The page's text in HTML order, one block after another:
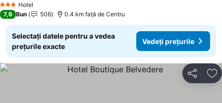
3 SteleHotel
7,6 Bun 506 0.4 km faţă de Centru
Selectați datele pentru a vedea
prețurile exacte
Vedeți prețurile
Distribuiți